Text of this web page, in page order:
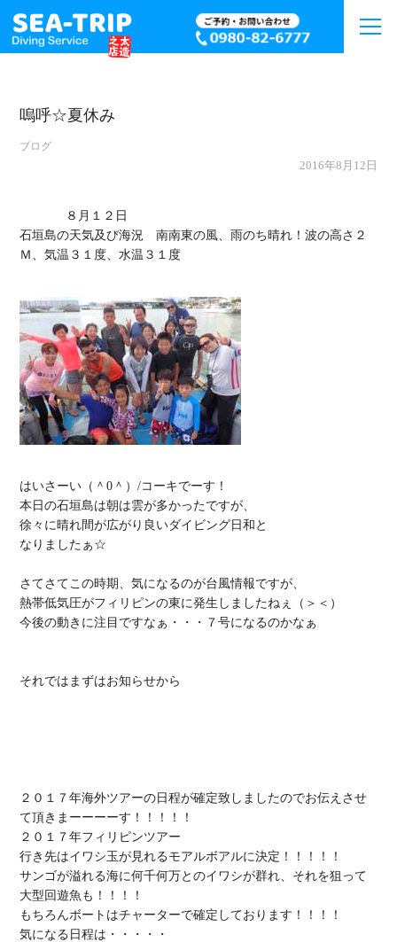
嗚呼☆夏休み
ブログ
2016年8月12日
石垣島の天気及び海況　南南東の風、雨のち晴れ！波の高さ２
Ｍ、気温３１度、水温３１度
はいさーい（＾0＾）/コーキでーす！
本日の石垣島は朝は雲が多かったですが、
徐々に晴れ間が広がり良いダイビング日和と
なりましたぁ☆
さてさてこの時期、気になるのが台風情報ですが、
熱帯低気圧がフィリピンの東に発生しましたねぇ（＞＜）
今後の動きに注目ですなぁ・・・７号になるのかなぁ
それではまずはお知らせから
２０１７年海外ツアーの日程が確定致しましたのでお伝えさせ
て頂きまーーーーす！！！！！
２０１７年フィリピンツアー
行き先はイワシ玉が見れるモアルボアルに決定！！！！！
サンゴが溢れる海に何千何万とのイワシが群れ、それを狙って
大型回遊魚も！！！！
もちろんボートはチャーターで確定しております！！！！
気になる日程は・・・・・